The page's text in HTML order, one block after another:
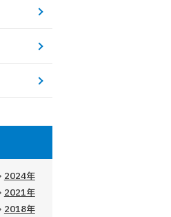
2024年
2021年
2018年